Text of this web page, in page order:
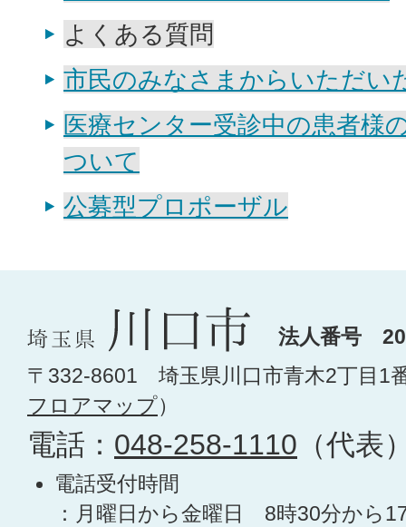
よくある質問
市民のみなさまからいただい
医療センター受診中の患者様
ついて
公募型プロポーザル
法人番号
〒332-8601 埼玉県川口市青木2丁目1
フロアマップ）
電話： 048-258-1110 （代表
電話受付時間
：月曜日から金曜日 8時30分から